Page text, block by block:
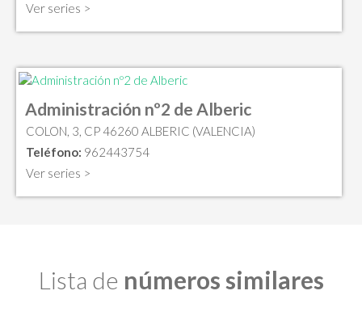
Ver series >
Administración nº2 de Alberic
COLON, 3, CP 46260 ALBERIC (VALENCIA)
Teléfono: 962443754
Ver series >
Lista de números similares